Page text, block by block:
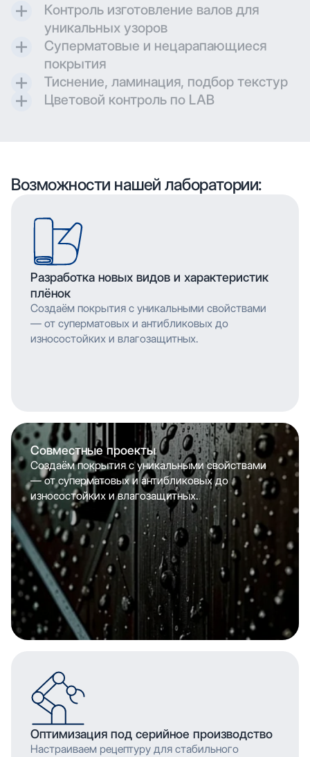
Контроль изготовление валов для
уникальных узоров
Контроль и разработка технических параметров
для гравировки позволяют максимально
воссоздавать дизайн при печати.
Суперматовые и нецарапающиеся
покрытия
Создаем матовые и суперматовые поверхности с
дополнительной защитой для трендовых
Тиснение, ламинация, подбор текстур
Применяем технологию глубокой печати с
долговечность изображения.
Цветовой контроль по LAB
мельчайшими деталями. Многослойное нанесение
обеспечивает насыщенность цвета и
Возможности нашей лаборатории:
Разработка новых видов и характеристик
плёнок
Создаём покрытия с уникальными свойствами
— от суперматовых и антибликовых до
износостойких и влагозащитных.
Совместные проекты
Создаём покрытия с уникальными свойствами
— от суперматовых и антибликовых до
износостойких и влагозащитных.
Оптимизация под серийное производство
Настраиваем рецептуру для стабильного